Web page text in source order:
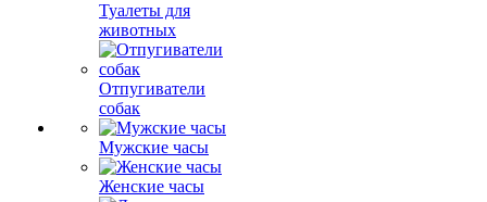
Туалеты для
животных
Отпугиватели
собак
Мужские часы
Женские часы